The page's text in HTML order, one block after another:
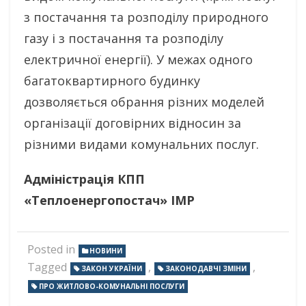
з постачання та розподілу природного
газу і з постачання та розподілу
електричної енергії). У межах одного
багатоквартирного будинку
дозволяється обрання різних моделей
організації договірних відносин за
різними видами комунальних послуг.
Адміністрація КПП
«Теплоенергопостач» ІМР
Posted in НОВИНИ
Tagged ЗАКОН УКРАЇНИ , ЗАКОНОДАВЧІ ЗМІНИ ,
ПРО ЖИТЛОВО-КОМУНАЛЬНІ ПОСЛУГИ